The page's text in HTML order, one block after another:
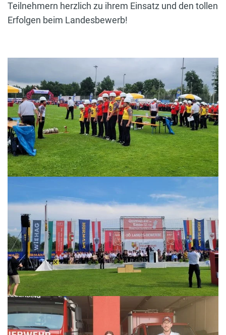
Teilnehmern herzlich zu ihrem Einsatz und den tollen
Erfolgen beim Landesbewerb!